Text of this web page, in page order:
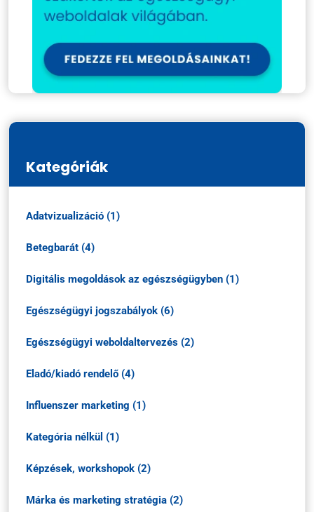
Kategóriák
Adatvizualizáció (1)
Betegbarát (4)
Digitális megoldások az egészségügyben (1)
Egészségügyi jogszabályok (6)
Egészségügyi weboldaltervezés (2)
Eladó/kiadó rendelő (4)
Influenszer marketing (1)
Kategória nélkül (1)
Képzések, workshopok (2)
Márka és marketing stratégia (2)